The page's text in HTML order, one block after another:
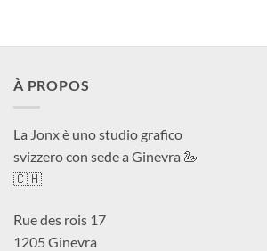
À PROPOS
La Jonx è uno studio grafico
svizzero con sede a Ginevra 🦢
🇨🇭
Rue des rois 17
1205 Ginevra